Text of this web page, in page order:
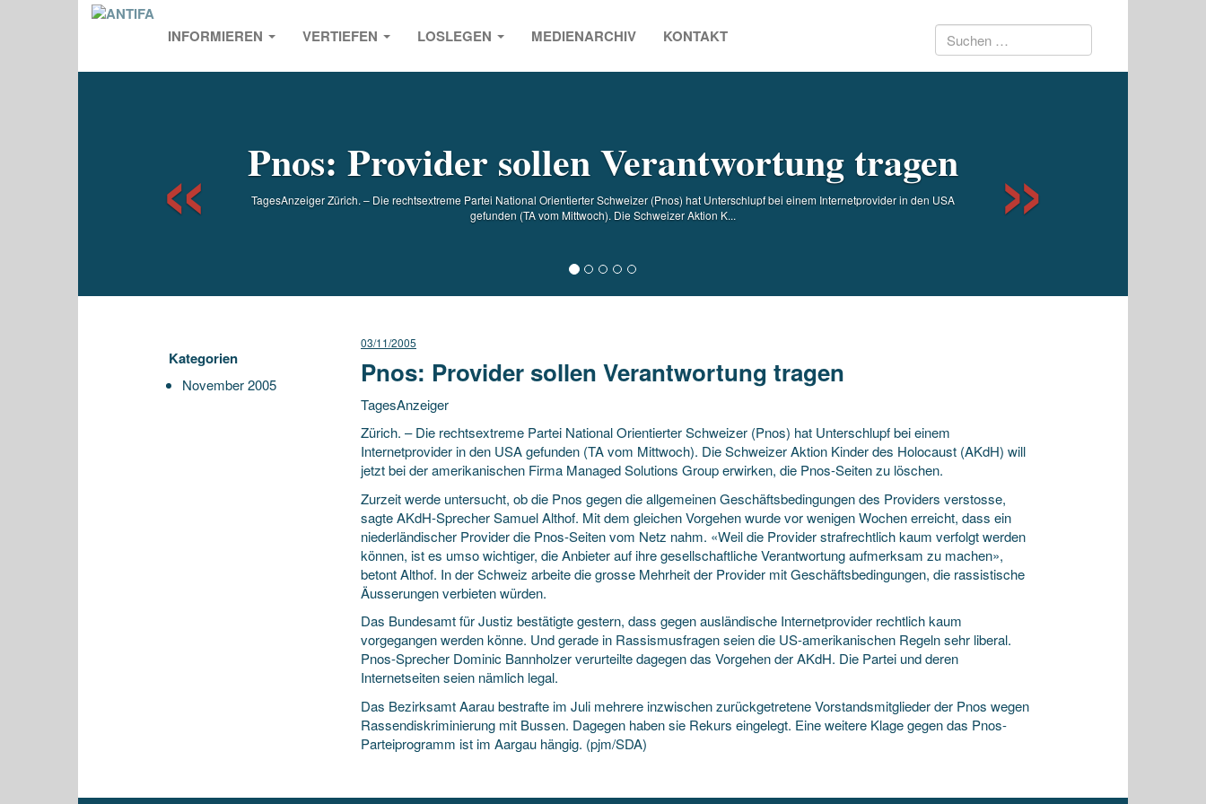
INFORMIEREN VERTIEFEN LOSLEGEN MEDIENARCHIV KONTAKT Suchen
Pnos: Provider sollen Verantwortung tragen
TagesAnzeiger Zürich. – Die rechtsextreme Partei National Orientierter Schweizer (Pnos) hat Unterschlupf bei einem Internetprovider in den USA
gefunden (TA vom Mittwoch). Die Schweizer Aktion K...
Kategorien
November 2005
03/11/2005
Pnos: Provider sollen Verantwortung tragen
TagesAnzeiger
Zürich. – Die rechtsextreme Partei National Orientierter Schweizer (Pnos) hat Unterschlupf bei einem
Internetprovider in den USA gefunden (TA vom Mittwoch). Die Schweizer Aktion Kinder des Holocaust (AKdH) will
jetzt bei der amerikanischen Firma Managed Solutions Grouperwirken, die Pnos-Seiten zu löschen.
Zurzeit werde untersucht, ob die Pnos gegen die allgemeinen Geschäftsbedingungen des Providers verstosse,
sagte AKdH-Sprecher Samuel Althof. Mit dem gleichen Vorgehen wurde vor wenigen Wochen erreicht, dass ein
niederländischer Provider die Pnos-Seiten vom Netz nahm. «Weil die Provider strafrechtlich kaum verfolgt werden
können, ist es umso wichtiger, die Anbieter auf ihre gesellschaftliche Verantwortung aufmerksam zu machen»,
betont Althof. In der Schweiz arbeite die grosse Mehrheit der Provider mit Geschäftsbedingungen, die rassistische
Äusserungen verbieten würden.
Das Bundesamt für Justiz bestätigte gestern, dass gegen ausländische Internetprovider rechtlich kaum
vorgegangen werden könne. Und gerade in Rassismusfragen seien die US-amerikanischen Regeln sehr liberal.
Pnos-Sprecher Dominic Bannholzer verurteilte dagegen das Vorgehen der AKdH. Die Partei und deren
Internetseiten seien nämlich legal.
Das Bezirksamt Aarau bestrafte im Juli mehrere inzwischen zurückgetretene Vorstandsmitglieder der Pnos wegen
Rassendiskriminierung mit Bussen. Dagegen haben sie Rekurs eingelegt. Eine weitere Klage gegen das Pnos-
Parteiprogramm ist im Aargau hängig. (pjm/SDA)